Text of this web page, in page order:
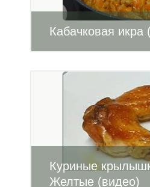
Кабачковая икра
Куриные
Желтые (видео)